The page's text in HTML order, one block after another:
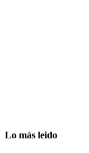
Lo más leido